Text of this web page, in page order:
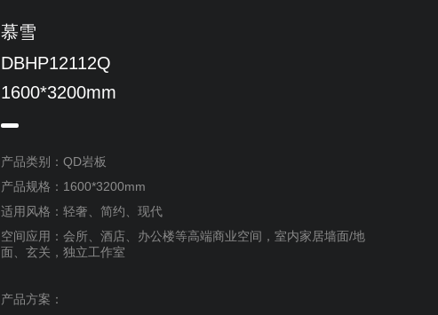
慕雪
DBHP12112Q
1600*3200mm
产品类别：QD岩板
产品规格：1600*3200mm
适用风格：轻奢、简约、现代
空间应用：会所、酒店、办公楼等高端商业空间，室内家居墙面/地
面、玄关，独立工作室
产品方案：